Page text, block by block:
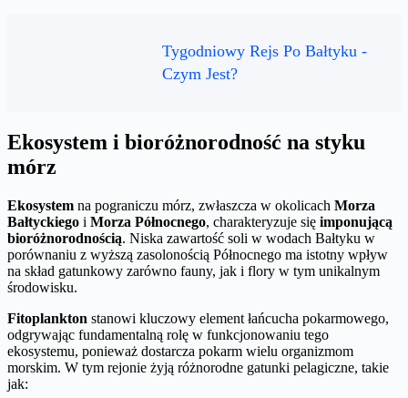
Tygodniowy Rejs Po Bałtyku -
Czym Jest?
Ekosystem i bioróżnorodność na styku
mórz
Ekosystem na pograniczu mórz, zwłaszcza w okolicach Morza
Bałtyckiego i Morza Północnego, charakteryzuje się imponującą
bioróżnorodnością. Niska zawartość soli w wodach Bałtyku w
porównaniu z wyższą zasolonością Północnego ma istotny wpływ
na skład gatunkowy zarówno fauny, jak i flory w tym unikalnym
środowisku.
Fitoplankton stanowi kluczowy element łańcucha pokarmowego,
odgrywając fundamentalną rolę w funkcjonowaniu tego
ekosystemu, ponieważ dostarcza pokarm wielu organizmom
morskim. W tym rejonie żyją różnorodne gatunki pelagiczne, takie
jak: